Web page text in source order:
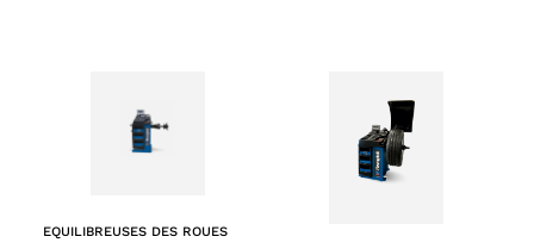
EQUILIBREUSES DES ROUES